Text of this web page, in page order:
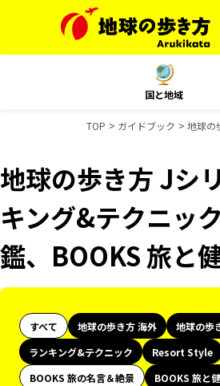
国と地域
TOP ガイドブック 地球の
地球の歩き方 Jシ
キング&テクニッ
鑑、BOOKS 旅と
すべて 地球の歩き方 海外 地球の歩
ランキング&テクニック
Resort Style
BOOKS 旅の名言＆絶景
BOOKS 旅と